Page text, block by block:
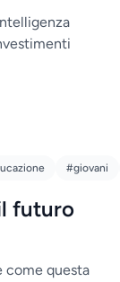
#giovani
futuro
come questa